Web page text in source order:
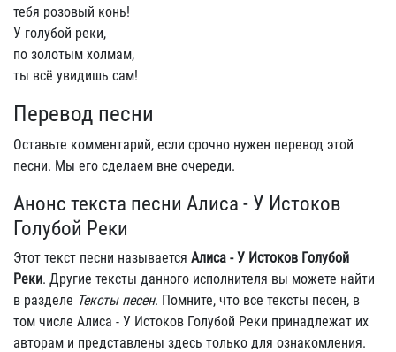
тебя розовый конь!
У голубой реки,
по золотым холмам,
ты всё увидишь сам!
Перевод песни
Оставьте комментарий, если срочно нужен перевод этой
песни. Мы его сделаем вне очереди.
Анонс текста песни Алиса - У Истоков
Голубой Реки
Этот текст песни называется Алиса - У Истоков Голубой
Реки. Другие тексты данного исполнителя вы можете найти
в разделе Тексты песен. Помните, что все тексты песен, в
том числе Алиса - У Истоков Голубой Реки принадлежат их
авторам и представлены здесь только для ознакомления.